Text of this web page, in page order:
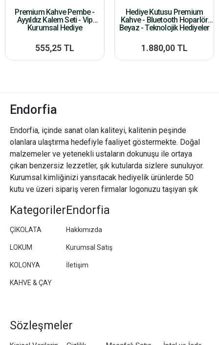
Premium Kahve Pembe -
Ayyıldız Kalem Seti - Vip
Kurumsal Hediye
555,25 TL
Hediye Kutusu Premium
Kahve - Bluetooth Hoparlör
Beyaz - Teknolojik Hediyeler
1.880,00 TL
Endorfia
Endorfia, içinde sanat olan kaliteyi, kalitenin peşinde
olanlara ulaştırma hedefiyle faaliyet göstermekte. Doğal
malzemeler ve yetenekli ustaların dokunuşu ile ortaya
çıkan benzersiz lezzetler, şık kutularda sizlere sunuluyor.
Kurumsal kimliğinizi yansıtacak hediyelik ürünlerde 50
kutu ve üzeri sipariş veren firmalar logonuzu taşıyan şık
Kategoriler
ÇİKOLATA
LOKUM
KOLONYA
KAHVE & ÇAY
Endorfia
Hakkımızda
Kurumsal Satış
İletişim
Sözleşmeler